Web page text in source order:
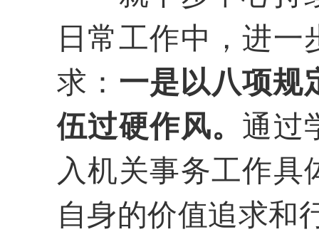
日常工作中，进
求： 一是以八项规
伍过硬作风。 通过
入机关事务工作
自身的价值追求和